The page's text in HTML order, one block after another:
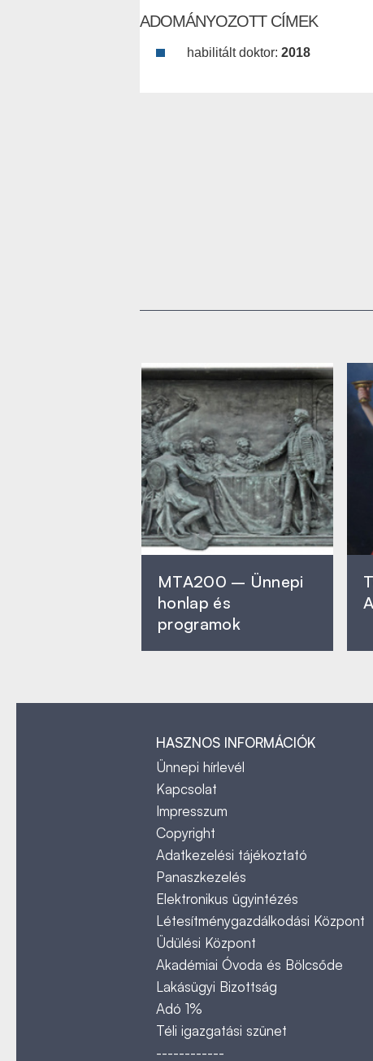
ADOMÁNYOZOTT CÍMEK
habilitált doktor: 2018
MTA200 – Ünnepi
honlap és
programok
HASZNOS INFORMÁCIÓK
Ünnepi hírlevél
Kapcsolat
Impresszum
Copyright
Adatkezelési tájékoztató
Panaszkezelés
Elektronikus ügyintézés
Létesítménygazdálkodási Központ
Üdülési Központ
Akadémiai Óvoda és Bölcsőde
Lakásügyi Bizottság
Adó 1%
Téli igazgatási szünet
------------